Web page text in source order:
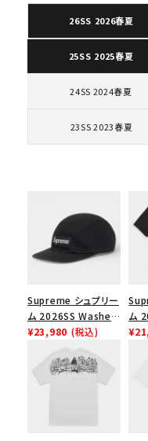
2026SS
コラボレーションブラン
シーズンから探す
並び順
価格から探す
26SS 2026春夏
25SS 2025春夏
24SS 2024春夏
23SS 2023春夏
Supreme シュプリー
ム 2026SS Washed
Chino Twill Camp
Cap ウォッシュド チ
ノツイル キャンプキャ
ップ ブラック
¥23,980 (税込)
ム
Tee